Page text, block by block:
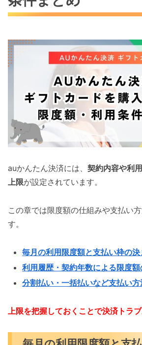
auかんたん決済には、 契約内容や利
上限が設定されています。
この章では限度額の仕組みや支払い
す。
毎月の利用限度額と支払い枠の
利用履歴・契約年数による限度
分割払い・一括払いなど支払い
上限を把握しておくことで決済トラブ